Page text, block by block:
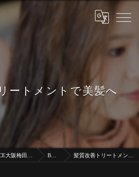
ートメントで美髪へ
BLOG 髪質改善トリートメントで美髪へ